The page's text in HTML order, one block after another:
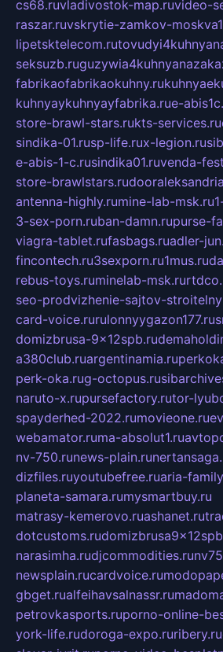
cs68.ruvladivostok-map.ruvideo-
raszar.ruvskrytie-zamkov-
lipetsktelecom.ru
seksuzb.ru
fabrikaofabrikaokuhny.ru
kuhnyaykuhnyayfabrika.rue-
store-brawl-stars.rukts-services.ru
sindika-01.rusp-life.rux-legion.ru
e-abis-1-c.rusindika01.ruvenda-
store-brawlstars.ru
antenna-highly.rumine-lab-msk.ru
3-sex-porn.ruban-damn.rupurse-
viagra-tablet.rufasbags.ruadler-
fincontech.ru3sexporn.ru1mus.ru
rebus-toys.ruminelab-msk.ru
seo-prodvizhenie-sajtov-
card-voice.rurulonnyygazon177.ru
domizbrusa-9x12spb.ru
a380club.ruargentinamia.ru
perk-oka.rug-octopus.ru
naruto-x.rupursefactory.rutor-
spayderhed-2022.rumovieone.ru
webamator.ruma-absolut1.ru
nv-750.runews-plain.ru
dizfiles.ruyoutubefree.ruaria-
planeta-samara.rumysmartbuy.ru
matrasy-kemerovo.ruashanet.ru
dotcustoms.ru
narasimha.rudjcommodities.ru
newsplain.rucardvoice.ru
gbget.rualfeihavsalnassr.ru
petrovkasports.ruporno-online-
york-life.rudoroga-expo.ruribery.ru